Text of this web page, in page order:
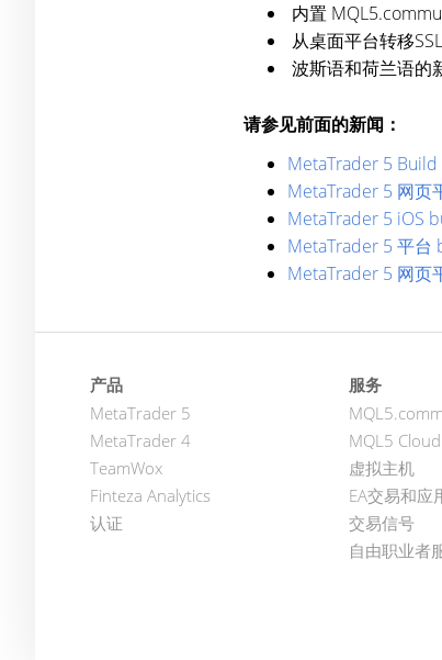
内置
从桌面平台转移
波斯语和荷兰语的
请参见前面的新闻：
MetaTrader 5
MetaTrader 5 网页
MetaTrader 5 iOS
MetaTrader 5 平台
MetaTrader 5 网页
产品
MetaTrader 5
MetaTrader 4
TeamWox
Finteza Analytics
认证
服务
MQL5
虚拟主机
EA交易和应
交易信号
自由职业者